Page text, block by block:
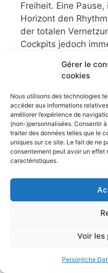
Gérer le
cookies
Nous utilisons des technologies
accéder aux informations
améliorer l’expérience de
(non-)personnalisées. Consentir
traiter des données telles que le
uniques sur ce site. Le fait de ne
consentement peut avoir un
caractéristiques.
Voir les
Persönliche
Freiheit. Eine
Horizont den
der totalen
Cockpits jedoch
und Plotter,
Echolote, NMEA-
Anemometer, AIS,
nehmen rasant zu
Sicherheit, Präzision
Artikel lesen
Segelboot für
29 Juli 2026
leistungsstarke und
Werft bietet sie ein